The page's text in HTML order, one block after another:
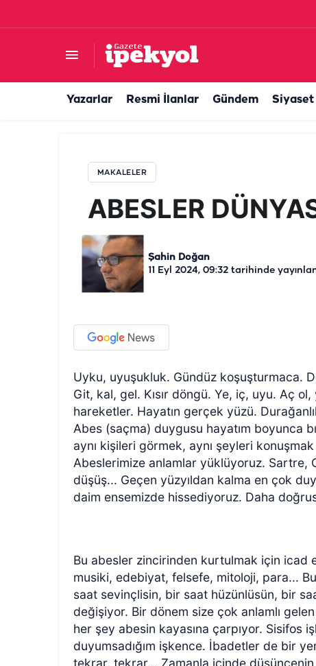
Yazarlar Resmi İlanlar Gündem Siyaset
MAKALELER
ABESLER
Şahin Doğan
11 Eyl 2024, 09:32 tarihinde
Uyku, uyuşukluk. Gündüz koşuşturmaca.
Git, kal, gel. Kısır döngü. Ye, iç, uyu. Aç ol,
hareketler. Hayatın gerçek yüzü.
Abes (saçma) duygusu hayatım boyunca
aynı kişileri görmek, aynı şeyleri
Abeslerimize anlamlar yüklüyoruz. Sartre,
düşüş... Geçen yüzyıldan kalma en çok
daim ensemizde hissediyoruz. Daha
Bu abesler zincirinden kurtulmak için icad
musiki, edebiyat, felsefe, mitoloji, para...
saat sevinçlisin, bir saat hüzünlüsün, bir
değişiyor. Bir dönem size çok anlamlı
her şey abesin kayasına çarpıyor. Sisifos
duyumsadığım işkence. İbadetler de bir
tekrar, tekrar... Zamanla içinde düşüncenin